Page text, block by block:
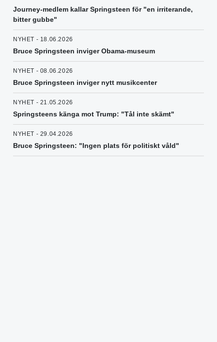
Journey-medlem kallar Springsteen för "en irriterande,
bitter gubbe"
NYHET - 18.06.2026
Bruce Springsteen inviger Obama-museum
NYHET - 08.06.2026
Bruce Springsteen inviger nytt musikcenter
NYHET - 21.05.2026
Springsteens känga mot Trump: "Tål inte skämt"
NYHET - 29.04.2026
Bruce Springsteen: "Ingen plats för politiskt våld"